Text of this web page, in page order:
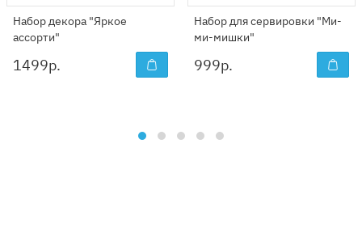
Набор декора "Яркое
ассорти"
1499р.
Набор для сервировки "Ми-
ми-мишки"
999р.